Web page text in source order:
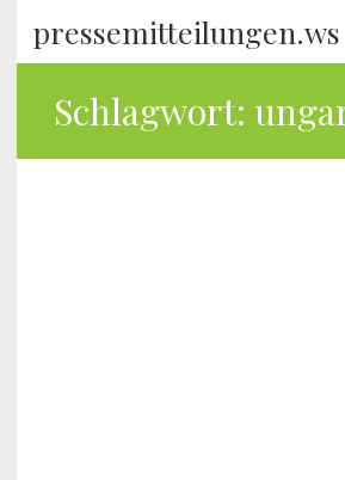
pressemitteilungen.ws
Schlagwort: